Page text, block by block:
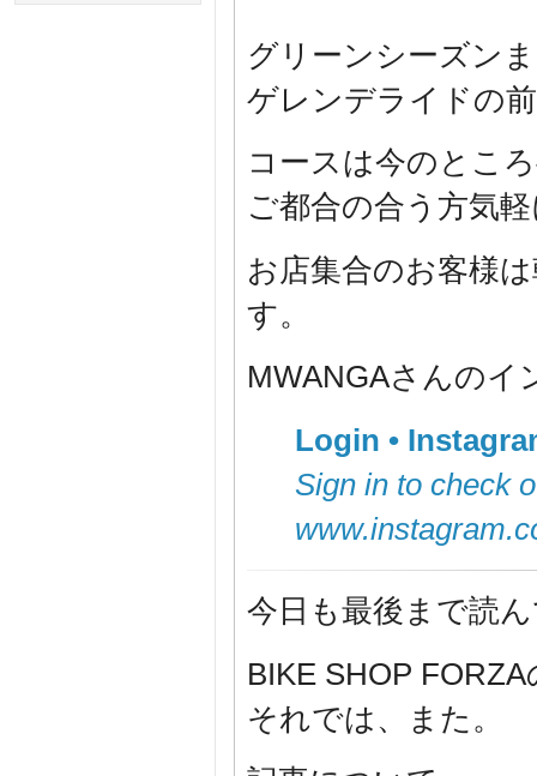
グリーンシーズン
ゲレンデライドの
コースは今のとこ
ご都合の合う方気
お店集合のお客様
す。
MWANGAさんのイ
Login •
Sign in to check
今日も最後まで読
BIKE SHOP
それでは、また。